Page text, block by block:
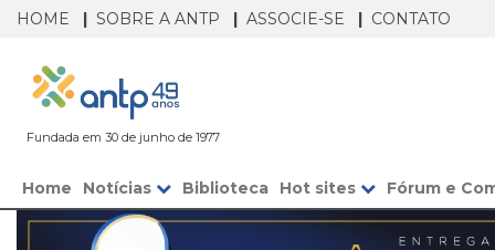
HOME SOBRE A ANTP ASSOCIE-SE CONTATO
Fundada em 30 de junho de 1977
Home Notícias Biblioteca Hot sites
Fórum e
Agenda